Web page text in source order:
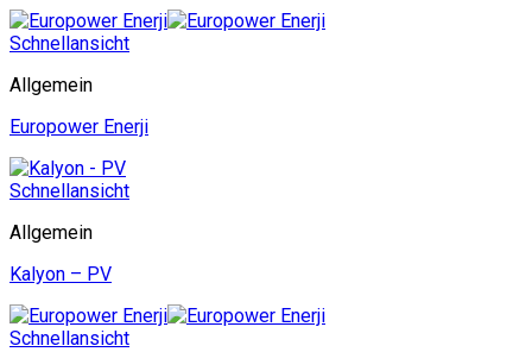
Schnellansicht
Allgemein
Europower Enerji
Schnellansicht
Allgemein
Kalyon – PV
Schnellansicht